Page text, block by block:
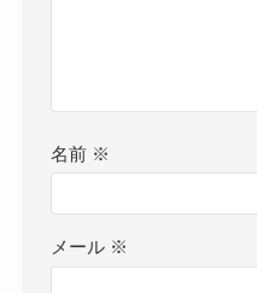
名前 ※
メール ※